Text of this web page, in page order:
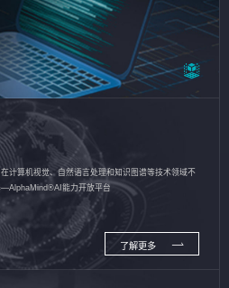
计算机视觉、自然语言处理和知识图谱等技术领域不
—AlphaMind®AI能力开放平台
了解更多